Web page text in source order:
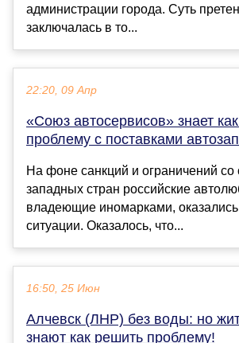
администрации города. Суть
заключалась в то...
22:20, 09 Апр
«Союз автосервисов» знает
проблему с поставками
На фоне санкций и ограничений со
западных стран российские
владеющие иномарками,
ситуации. Оказалось, что...
16:50, 25 Июн
Алчевск (ЛНР) без воды: но
знают как решить проблему!